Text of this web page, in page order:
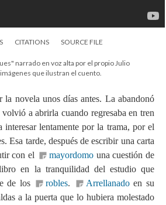
CITATIONS SOURCE FILE
narrado en voz alta por el propio Julio
que ilustran el cuento.
la novela unos días antes. La abandonó
a abrirla cuando regresaba en tren
interesar lentamente por la trama, por el
Esa tarde, después de escribir una carta
con el
mayordomouna cuestión de
en la tranquilidad del estudio que
de los
robles. Arrellanadoen su
a la puerta que lo hubiera molestado